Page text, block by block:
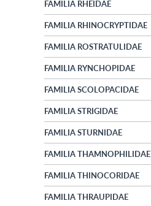
FAMILIA RHEIDAE
FAMILIA RHINOCRYPTIDAE
FAMILIA ROSTRATULIDAE
FAMILIA RYNCHOPIDAE
FAMILIA SCOLOPACIDAE
FAMILIA STRIGIDAE
FAMILIA STURNIDAE
FAMILIA THAMNOPHILIDAE
FAMILIA THINOCORIDAE
FAMILIA THRAUPIDAE